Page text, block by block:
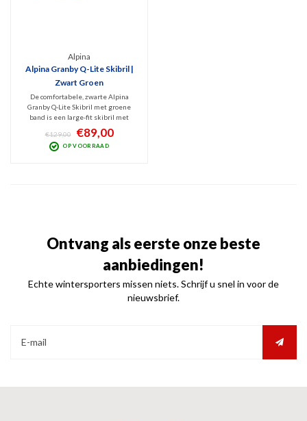
Alpina
Alpina Granby Q-Lite Skibril |
Zwart Groen
De comfortabele, zwarte Alpina
Granby Q-Lite Skibril met groene
band is een large-fit skibril met
hoogwaardige DoubleFlex Olive
spiegellens (Cat. 2). Goede filtering
van schadelijk UV en infrarood met
€129,00 €89,00
OP VOORRAAD
Ontvang als eerste onze beste
aanbiedingen!
Echte wintersporters missen niets. Schrijf u snel in voor de
nieuwsbrief.